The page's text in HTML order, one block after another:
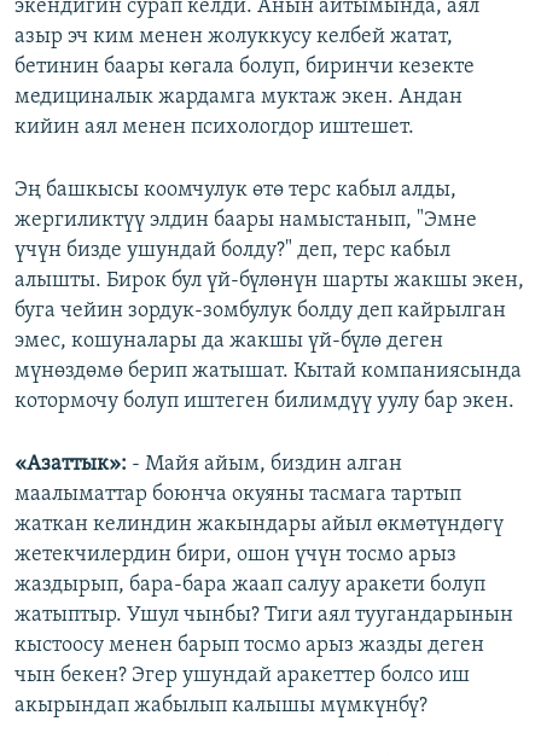
экендигин сурап келди. Анын айтымында, аял
азыр эч ким менен жолуккусу келбей жатат,
бетинин баары көгала болуп, биринчи кезекте
медициналык жардамга муктаж экен. Андан
кийин аял менен психологдор иштешет.
Эң башкысы коомчулук өтө терс кабыл алды,
жергиликтүү элдин баары намыстанып, "Эмне
үчүн бизде ушундай болду?" деп, терс кабыл
алышты. Бирок бул үй-бүлөнүн шарты жакшы экен,
буга чейин зордук-зомбулук болду деп кайрылган
эмес, кошуналары да жакшы үй-бүлө деген
мүнөздөмө берип жатышат. Кытай компаниясында
котормочу болуп иштеген билимдүү уулу бар экен.
«Азаттык»: - Майя айым, биздин алган
маалыматтар боюнча окуяны тасмага тартып
жаткан келиндин жакындары айыл өкмөтүндөгү
жетекчилердин бири, ошон үчүн тосмо арыз
жаздырып, бара-бара жаап салуу аракети болуп
жатыптыр. Ушул чынбы? Тиги аял туугандарынын
кыстоосу менен барып тосмо арыз жазды деген
чын бекен? Эгер ушундай аракеттер болсо иш
акырындап жабылып калышы мүмкүнбү?